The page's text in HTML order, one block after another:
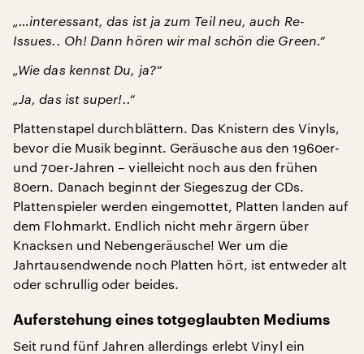
„…interessant, das ist ja zum Teil neu, auch Re-
Issues.. Oh! Dann hören wir mal schön die Green.“
„Wie das kennst Du, ja?“
„Ja, das ist super!..“
Plattenstapel durchblättern. Das Knistern des Vinyls,
bevor die Musik beginnt. Geräusche aus den 1960er-
und 70er-Jahren – vielleicht noch aus den frühen
80ern. Danach beginnt der Siegeszug der CDs.
Plattenspieler werden eingemottet, Platten landen auf
dem Flohmarkt. Endlich nicht mehr ärgern über
Knacksen und Nebengeräusche! Wer um die
Jahrtausendwende noch Platten hört, ist entweder alt
oder schrullig oder beides.
Auferstehung eines totgeglaubten Mediums
Seit rund fünf Jahren allerdings erlebt Vinyl ein